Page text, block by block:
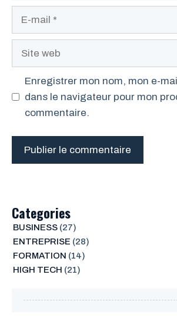
Site
Enregistrer mon nom, mon e-
dans le navigateur pour mon
commentaire.
Categories
BUSINESS(27)
ENTREPRISE (28)
FORMATION (14)
HIGH TECH (21)